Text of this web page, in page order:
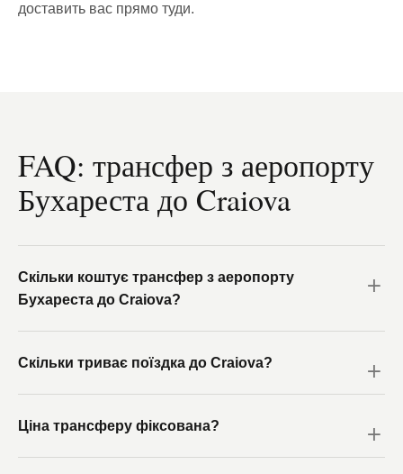
доставить вас прямо туди.
FAQ: трансфер з аеропорту
Бухареста до Craiova
Скільки коштує трансфер з аеропорту
Бухареста до Craiova?
Скільки триває поїздка до Craiova?
Ціна трансферу фіксована?